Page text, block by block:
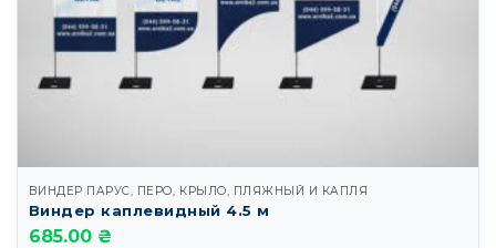
ВИНДЕР ПАРУС, ПЕРО, КРЫЛО, ПЛЯЖНЫЙ И КАПЛЯ
Виндер каплевидный 4.5 м
685.00 ₴